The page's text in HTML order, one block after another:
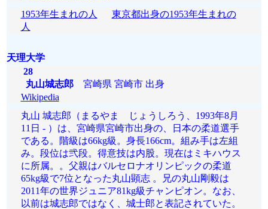
1953年生まれの人
東京都出身の1953年生まれの
人
天理大学
28
丸山城志郎宮崎県 宮崎市 出身
Wikipedia
丸山 城志郎（まるやま じょうしろう、1993年8月
11日 - ）は、宮崎県宮崎市出身の、日本の柔道選手
である。階級は66kg級。身長166cm。組み手は左組
み。段位は弐段。得意技は内股。現在はミキハウス
に所属。。父親はバルセロナオリンピックの柔道
65kg級で7位となった丸山顕志 。兄の丸山剛毅は
2011年の世界ジュニア81kg級チャンピオン。なお、
以前は城志郎ではなく、城士郎と表記されていた。